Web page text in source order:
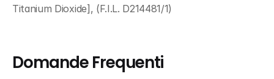
Titanium Dioxide], (F.I.L. D214481/1)
Domande Frequenti